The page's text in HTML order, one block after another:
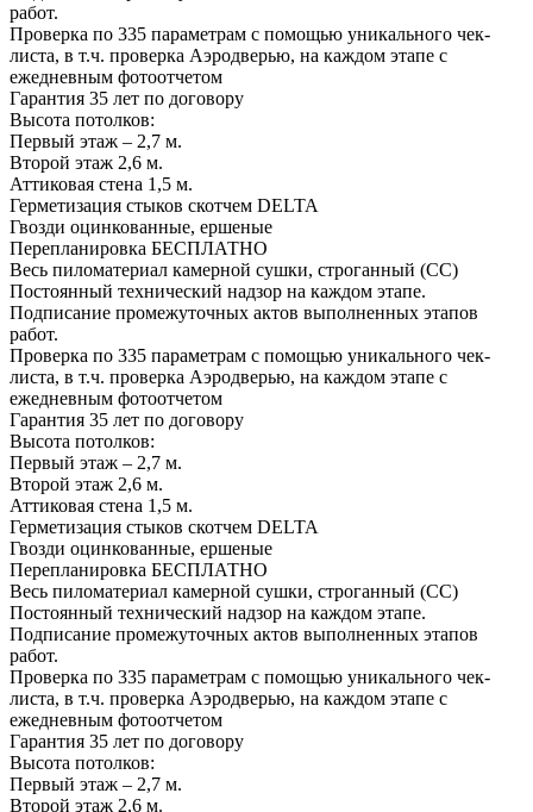
работ.
Проверка по 335 параметрам с помощью уникального чек-
листа, в т.ч. проверка Аэродверью, на каждом этапе с
ежедневным фотоотчетом
Гарантия 35 лет по договору
Высота потолков:
Первый этаж – 2,7 м.
Второй этаж 2,6 м.
Аттиковая стена 1,5 м.
Герметизация стыков скотчем DELTA
Гвозди оцинкованные, ершеные
Перепланировка БЕСПЛАТНО
Весь пиломатериал камерной сушки, строганный (СС)
Постоянный технический надзор на каждом этапе.
Подписание промежуточных актов выполненных этапов
работ.
Проверка по 335 параметрам с помощью уникального чек-
листа, в т.ч. проверка Аэродверью, на каждом этапе с
ежедневным фотоотчетом
Гарантия 35 лет по договору
Высота потолков:
Первый этаж – 2,7 м.
Второй этаж 2,6 м.
Аттиковая стена 1,5 м.
Герметизация стыков скотчем DELTA
Гвозди оцинкованные, ершеные
Перепланировка БЕСПЛАТНО
Весь пиломатериал камерной сушки, строганный (СС)
Постоянный технический надзор на каждом этапе.
Подписание промежуточных актов выполненных этапов
работ.
Проверка по 335 параметрам с помощью уникального чек-
листа, в т.ч. проверка Аэродверью, на каждом этапе с
ежедневным фотоотчетом
Гарантия 35 лет по договору
Высота потолков:
Первый этаж – 2,7 м.
Второй этаж 2,6 м.